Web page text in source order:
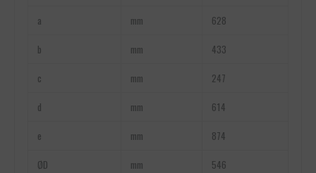
a mm 628
b mm 433
c mm 247
d mm 614
e mm 874
ØD mm 546